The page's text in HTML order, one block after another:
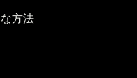
方法